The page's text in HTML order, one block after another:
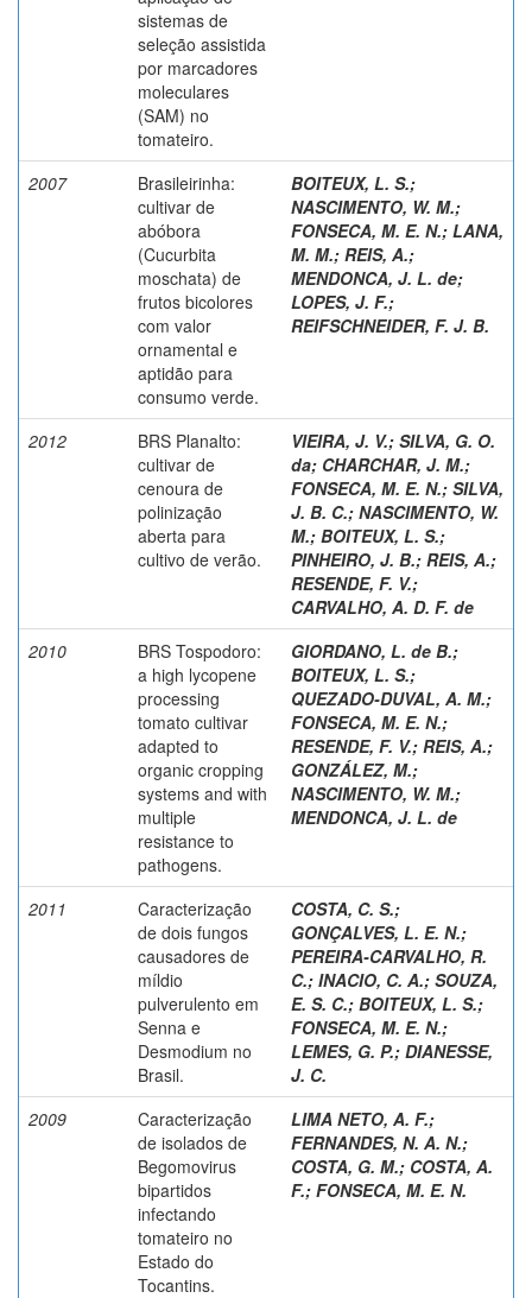
sistemas de
seleção assistida
por marcadores
moleculares
(SAM) no
tomateiro.
2007
Brasileirinha:
cultivar de
abóbora
(Cucurbita
moschata) de
frutos bicolores
com valor
ornamental e
aptidão para
consumo verde.
BOITEUX, L. S.;
NASCIMENTO, W. M.;
FONSECA, M. E. N.; LANA,
M. M.; REIS, A.;
MENDONCA, J. L. de;
LOPES, J. F.;
REIFSCHNEIDER, F. J. B.
2012
BRS Planalto:
cultivar de
cenoura de
polinização
aberta para
cultivo de verão.
VIEIRA, J. V.; SILVA, G. O.
da; CHARCHAR, J. M.;
FONSECA, M. E. N.; SILVA,
J. B. C.; NASCIMENTO, W.
M.; BOITEUX, L. S.;
PINHEIRO, J. B.; REIS, A.;
RESENDE, F. V.;
CARVALHO, A. D. F. de
2010
BRS Tospodoro:
a high lycopene
processing
tomato cultivar
adapted to
organic cropping
systems and with
multiple
resistance to
pathogens.
GIORDANO, L. de B.;
BOITEUX, L. S.;
QUEZADO-DUVAL, A. M.;
FONSECA, M. E. N.;
RESENDE, F. V.; REIS, A.;
GONZÁLEZ, M.;
NASCIMENTO, W. M.;
MENDONCA, J. L. de
2011
Caracterização
de dois fungos
causadores de
míldio
pulverulento em
Senna e
Desmodium no
Brasil.
COSTA, C. S.;
GONÇALVES, L. E. N.;
PEREIRA-CARVALHO, R.
C.; INACIO, C. A.; SOUZA,
E. S. C.; BOITEUX, L. S.;
FONSECA, M. E. N.;
LEMES, G. P.; DIANESSE,
J. C.
2009
Caracterização
de isolados de
Begomovirus
bipartidos
infectando
tomateiro no
Estado do
Tocantins.
LIMA NETO, A. F.;
FERNANDES, N. A. N.;
COSTA, G. M.; COSTA, A.
F.; FONSECA, M. E. N.